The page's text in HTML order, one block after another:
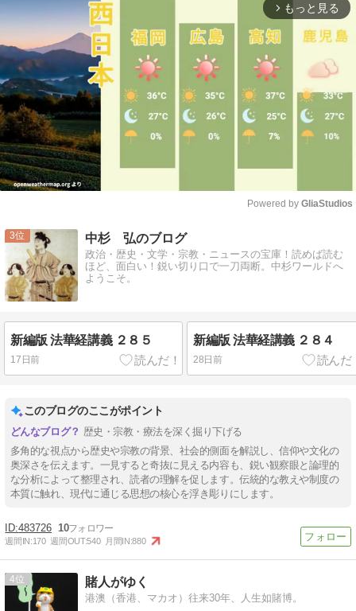
arrow_forward_ios もっと見る
Powered by GliaStudios
3 中杉 弘のブログ
政治・歴史・文学・宗教・ニュースの宝庫！読めば読む
ほど、面白い！鋭い切り口で一刀両断。中杉ワールドへ
ようこそ。
新編版 法華経講義 ２８５
17日前
新編版 法華経講義 ２８４
28日前
このブログのここがポイント
歴史・宗教・療法を深く掘り下げる
多角的な視点から歴史や宗教の背景、社会的側面を解説し、信仰や文化の
奥深さを伝えます。一見すると奇抜に見える内容も、鋭い観察眼と論理的
な分析によって整理され、読者の理解を促します。伝統的な教えや制度の
本質に触れ、現代に通じる思想の核心を浮き彫りにします。
483726 10
週間IN:170 週間OUT:540 月間IN:880
4 賭人がゆく
港澳（香港、マカオ）往来30年、人生如賭博。